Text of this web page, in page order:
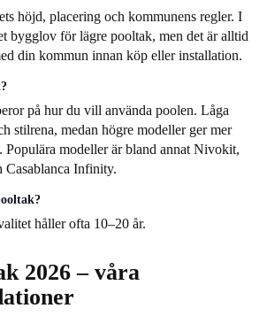
höjd, placering och kommunens regler. I
bygglov för lägre pooltak, men det är alltid
din kommun innan köp eller installation.
på hur du vill använda poolen. Låga
stilrena, medan högre modeller ger mer
Populära modeller är bland annat Nivokit,
Infinity.
håller ofta 10–20 år.
2026 – våra